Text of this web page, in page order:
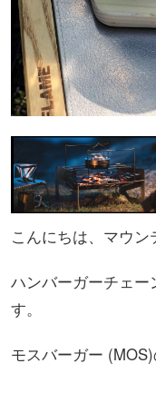
こんにちは、マウン
ハンバーガーチェ
す。
モスバーガー